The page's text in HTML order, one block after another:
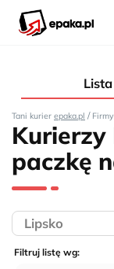
Lista
Tani kurier epaka.pl /
paczkę
Filtruj listę wg: